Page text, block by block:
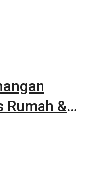
Rumah &